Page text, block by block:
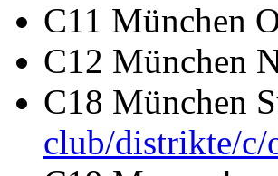
C11 München
C12 München
C18 München
club/distrikte/c/